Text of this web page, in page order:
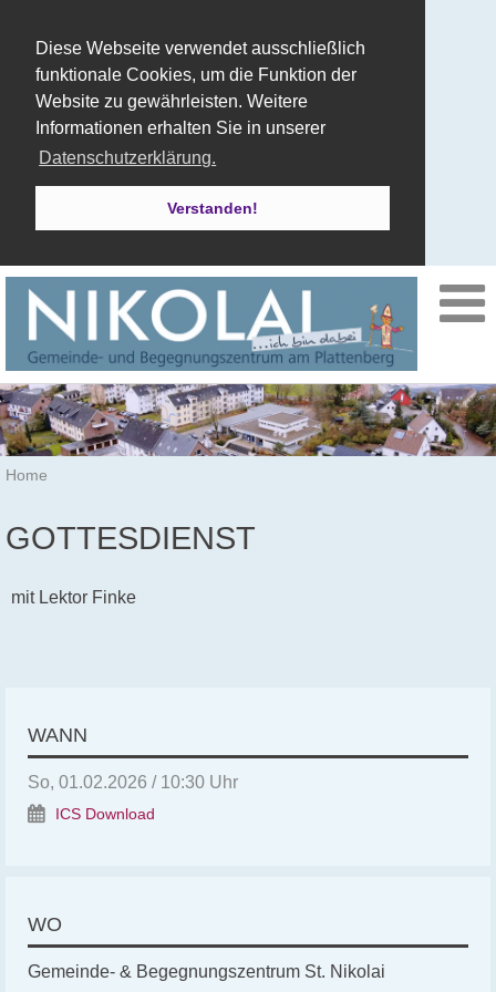
Diese Webseite verwendet ausschließlich
funktionale Cookies, um die Funktion der
Website zu gewährleisten. Weitere
Informationen erhalten Sie in unserer
Datenschutzerklärung.
Verstanden!
Home
GOTTESDIENST
mit Lektor Finke
WANN
So, 01.02.2026 / 10:30 Uhr
ICS Download
WO
Gemeinde- & Begegnungszentrum St. Nikolai